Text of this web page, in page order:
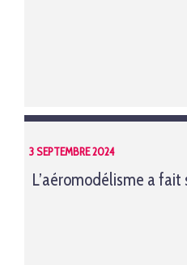
3 SEPTEMBRE 2024
L’aéromodélisme a fait